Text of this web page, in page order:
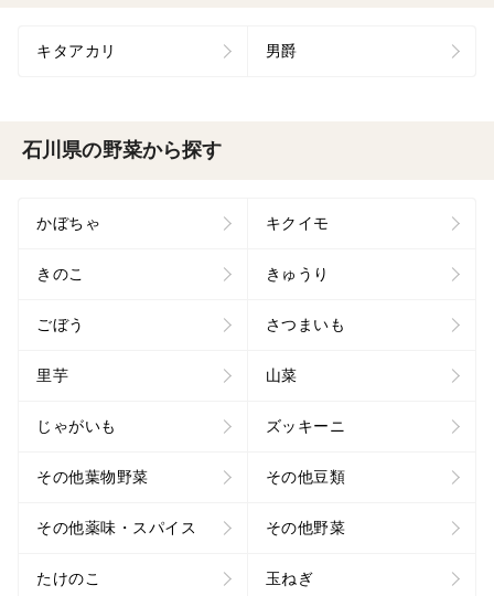
キタアカリ 男爵
石川県の野菜から探す
かぼちゃ キクイモ
きのこ きゅうり
ごぼう さつまいも
里芋 山菜
じゃがいも ズッキーニ
その他葉物野菜 その他豆類
その他薬味・スパイス その他野菜
たけのこ 玉ねぎ